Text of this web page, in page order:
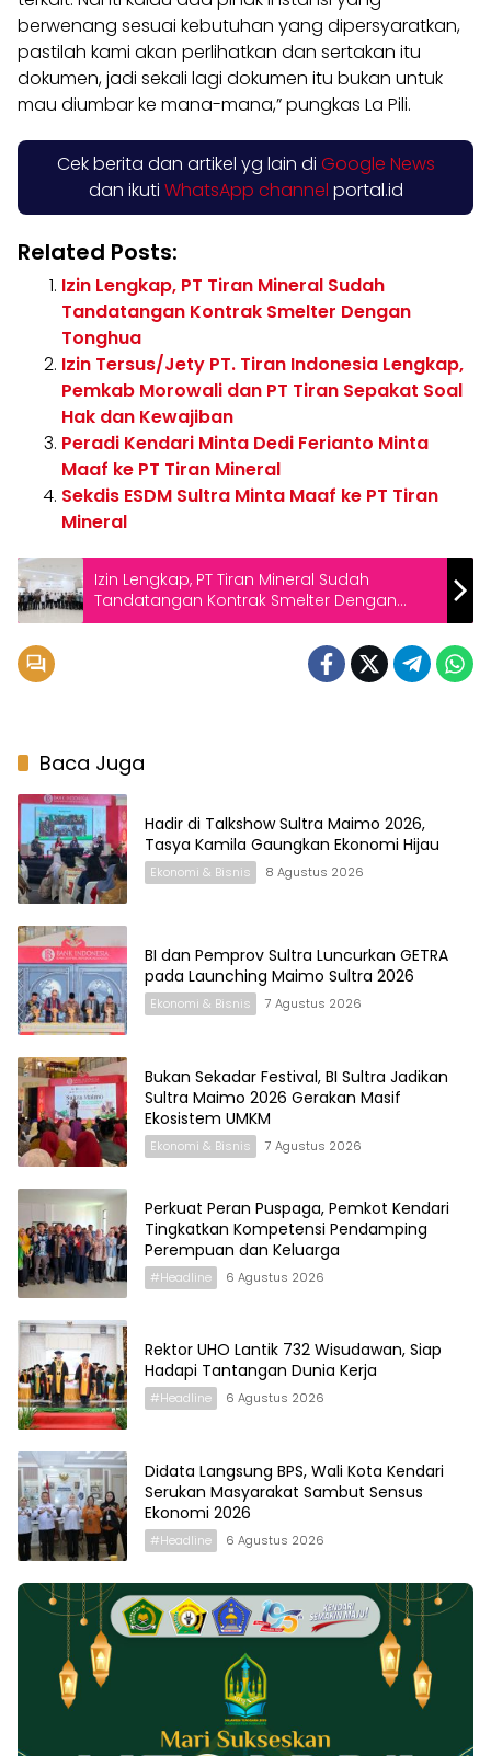
berwenang sesuai kebutuhan yang dipersyaratkan,
pastilah kami akan perlihatkan dan sertakan itu
dokumen, jadi sekali lagi dokumen itu bukan untuk
mau diumbar ke mana-mana,” pungkas La Pili.
Cek berita dan artikel yg lain di Google News
dan ikuti WhatsApp channel portal.id
Related Posts:
Izin Lengkap, PT Tiran Mineral Sudah
Tandatangan Kontrak Smelter Dengan
Tonghua
Izin Tersus/Jety PT. Tiran Indonesia Lengkap,
Pemkab Morowali dan PT Tiran Sepakat Soal
Hak dan Kewajiban
Peradi Kendari Minta Dedi Ferianto Minta
Maaf ke PT Tiran Mineral
Sekdis ESDM Sultra Minta Maaf ke PT Tiran
Mineral
Izin Lengkap, PT Tiran Mineral Sudah
Tandatangan Kontrak Smelter Dengan
Tonghua
Baca Juga
Hadir di Talkshow Sultra Maimo 2026,
Tasya Kamila Gaungkan Ekonomi Hijau
Ekonomi & Bisnis 8 Agustus 2026
BI dan Pemprov Sultra Luncurkan GETRA
pada Launching Maimo Sultra 2026
Ekonomi & Bisnis 7 Agustus 2026
Bukan Sekadar Festival, BI Sultra Jadikan
Sultra Maimo 2026 Gerakan Masif
Ekosistem UMKM
Ekonomi & Bisnis 7 Agustus 2026
Perkuat Peran Puspaga, Pemkot Kendari
Tingkatkan Kompetensi Pendamping
Perempuan dan Keluarga
#Headline 6 Agustus 2026
Rektor UHO Lantik 732 Wisudawan, Siap
Hadapi Tantangan Dunia Kerja
#Headline 6 Agustus 2026
Didata Langsung BPS, Wali Kota Kendari
Serukan Masyarakat Sambut Sensus
Ekonomi 2026
#Headline 6 Agustus 2026